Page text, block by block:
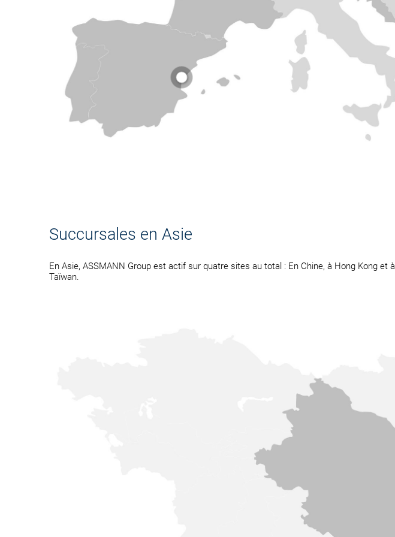
info@assmann.com
www.assmann.com
Succursales en Asie
En Asie, ASSMANN Group est actif sur quatre sites au total : En Chine, à Hong Kong et à
Taïwan.